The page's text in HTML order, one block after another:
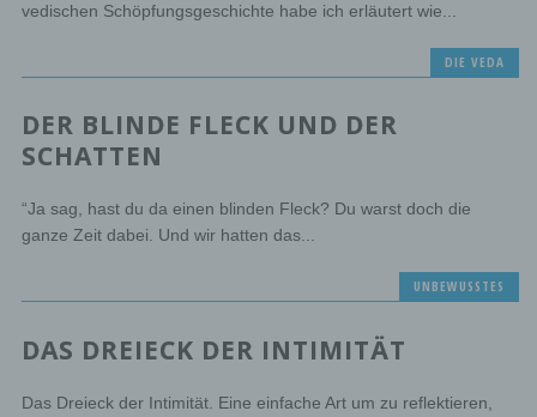
vedischen Schöpfungsgeschichte habe ich erläutert wie...
DIE VEDA
DER BLINDE FLECK UND DER
SCHATTEN
“Ja sag, hast du da einen blinden Fleck? Du warst doch die
ganze Zeit dabei. Und wir hatten das...
UNBEWUSSTES
DAS DREIECK DER INTIMITÄT
Das Dreieck der Intimität. Eine einfache Art um zu reflektieren,